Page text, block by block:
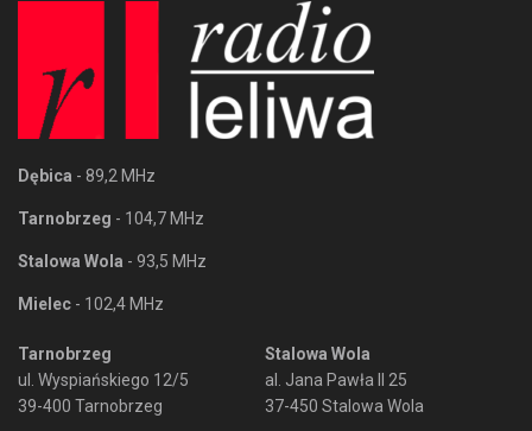
Dębica - 89,2 MHz
Tarnobrzeg - 104,7 MHz
Stalowa Wola - 93,5 MHz
Mielec - 102,4 MHz
Tarnobrzeg
ul. Wyspiańskiego 12/5
39-400 Tarnobrzeg
Stalowa Wola
al. Jana Pawła II 25
37-450 Stalowa Wola